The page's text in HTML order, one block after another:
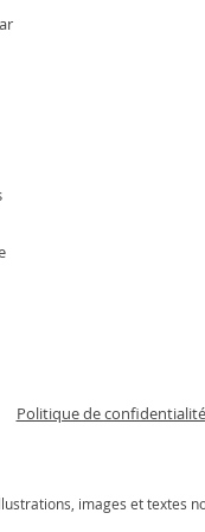
Politique de confidentialité
images et textes